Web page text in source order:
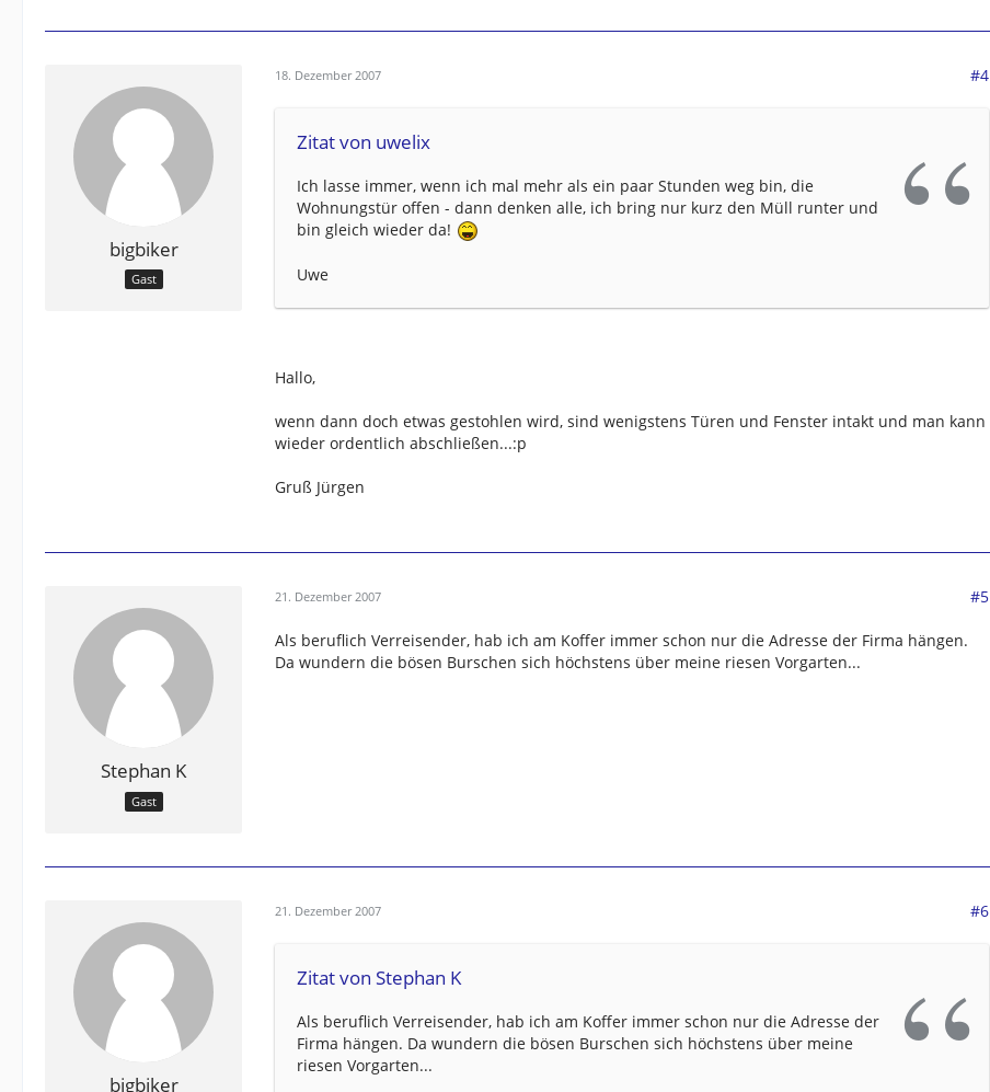
bigbiker
Gast
18. Dezember 2007 #4
Zitat von uwelix
Ich lasse immer, wenn ich mal mehr als ein paar Stunden weg bin, die
Wohnungstür offen - dann denken alle, ich bring nur kurz den Müll runter und
bin gleich wieder da!
Uwe
Hallo,
wenn dann doch etwas gestohlen wird, sind wenigstens Türen und Fenster intakt und man kann
wieder ordentlich abschließen...:p
Gruß Jürgen
Stephan K
Gast
21. Dezember 2007 #5
Als beruflich Verreisender, hab ich am Koffer immer schon nur die Adresse der Firma hängen.
Da wundern die bösen Burschen sich höchstens über meine riesen Vorgarten...
bigbiker
21. Dezember 2007 #6
Zitat von Stephan K
Als beruflich Verreisender, hab ich am Koffer immer schon nur die Adresse der
Firma hängen. Da wundern die bösen Burschen sich höchstens über meine
riesen Vorgarten...